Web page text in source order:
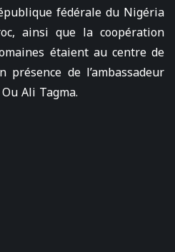
fédérale du Nigéria
ainsi que la coopération
étaient au centre de
de l’ambassadeur
Ali Tagma.